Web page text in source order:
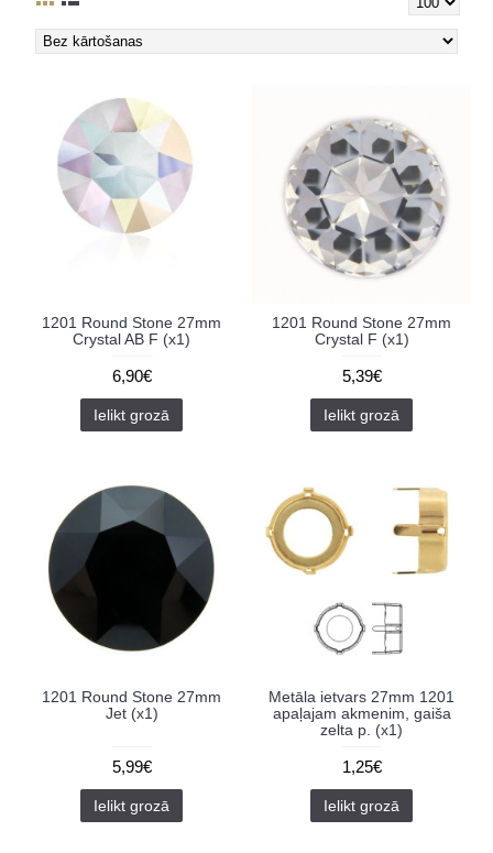
1201 Round Stone 27mm
Crystal AB F (x1)
6,90€
Ielikt grozā
1201 Round Stone 27mm
Crystal F (x1)
5,39€
Ielikt grozā
1201 Round Stone 27mm
Jet (x1)
5,99€
Ielikt grozā
Metāla ietvars 27mm 1201
apaļajam akmenim, gaiša
zelta p. (x1)
1,25€
Ielikt grozā